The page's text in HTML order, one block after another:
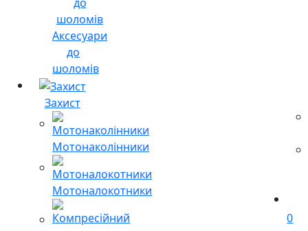
Аксесуари
до
шоломів
Захист
Мотонаколінники
Мотоналокотники
0